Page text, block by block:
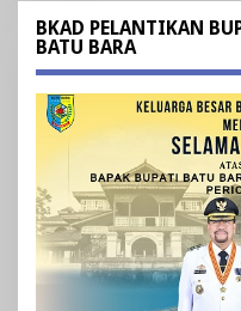
BKAD PELANTIKAN
BATU BARA